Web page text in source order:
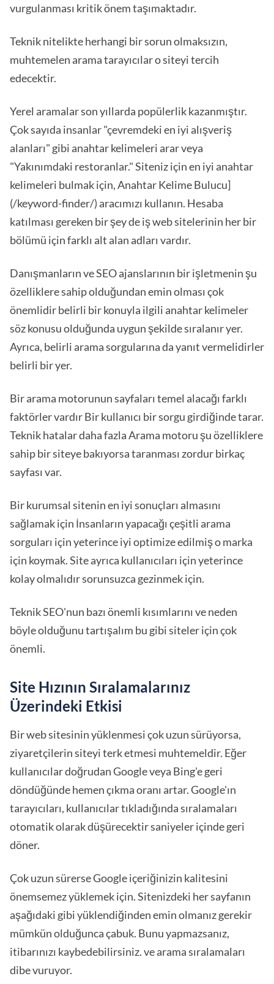
vurgulanması kritik önem taşımaktadır.
Teknik nitelikte herhangi bir sorun olmaksızın,
muhtemelen arama tarayıcılar o siteyi tercih
edecektir.
Yerel aramalar son yıllarda popülerlik kazanmıştır.
Çok sayıda insanlar "çevremdeki en iyi alışveriş
alanları" gibi anahtar kelimeleri arar veya
"Yakınımdaki restoranlar." Siteniz için en iyi anahtar
kelimeleri bulmak için, Anahtar Kelime Bulucu]
(/keyword-finder/) aracımızı kullanın. Hesaba
katılması gereken bir şey de iş web sitelerinin her bir
bölümü için farklı alt alan adları vardır.
Danışmanların ve SEO ajanslarının bir işletmenin şu
özelliklere sahip olduğundan emin olması çok
önemlidir belirli bir konuyla ilgili anahtar kelimeler
söz konusu olduğunda uygun şekilde sıralanır yer.
Ayrıca, belirli arama sorgularına da yanıt vermelidirler
belirli bir yer.
Bir arama motorunun sayfaları temel alacağı farklı
faktörler vardır Bir kullanıcı bir sorgu girdiğinde tarar.
Teknik hatalar daha fazla Arama motoru şu özelliklere
sahip bir siteye bakıyorsa taranması zordur birkaç
sayfası var.
Bir kurumsal sitenin en iyi sonuçları almasını
sağlamak için İnsanların yapacağı çeşitli arama
sorguları için yeterince iyi optimize edilmiş o marka
için koymak. Site ayrıca kullanıcıları için yeterince
kolay olmalıdır sorunsuzca gezinmek için.
Teknik SEO'nun bazı önemli kısımlarını ve neden
böyle olduğunu tartışalım bu gibi siteler için çok
önemli.
Site Hızının Sıralamalarınız
Üzerindeki Etkisi
Bir web sitesinin yüklenmesi çok uzun sürüyorsa,
ziyaretçilerin siteyi terk etmesi muhtemeldir. Eğer
kullanıcılar doğrudan Google veya Bing'e geri
döndüğünde hemen çıkma oranı artar. Google'ın
tarayıcıları, kullanıcılar tıkladığında sıralamaları
otomatik olarak düşürecektir saniyeler içinde geri
döner.
Çok uzun sürerse Google içeriğinizin kalitesini
önemsemez yüklemek için. Sitenizdeki her sayfanın
aşağıdaki gibi yüklendiğinden emin olmanız gerekir
mümkün olduğunca çabuk. Bunu yapmazsanız,
itibarınızı kaybedebilirsiniz. ve arama sıralamaları
dibe vuruyor.